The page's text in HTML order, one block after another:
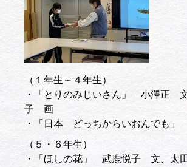
（１年生～４年生）
・「とりのみじいさん」 小澤正
子 画
・「日本 どっちからいおんでも
（５・６年生）
・「ほしの花」 武鹿悦子 文、太